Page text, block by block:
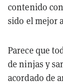
contenido
sido el mejor
Parece que
de ninjas y
acordado de